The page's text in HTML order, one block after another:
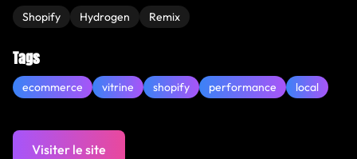
Shopify Hydrogen Remix
Tags
ecommerce vitrine shopify performance local
Visiter le site